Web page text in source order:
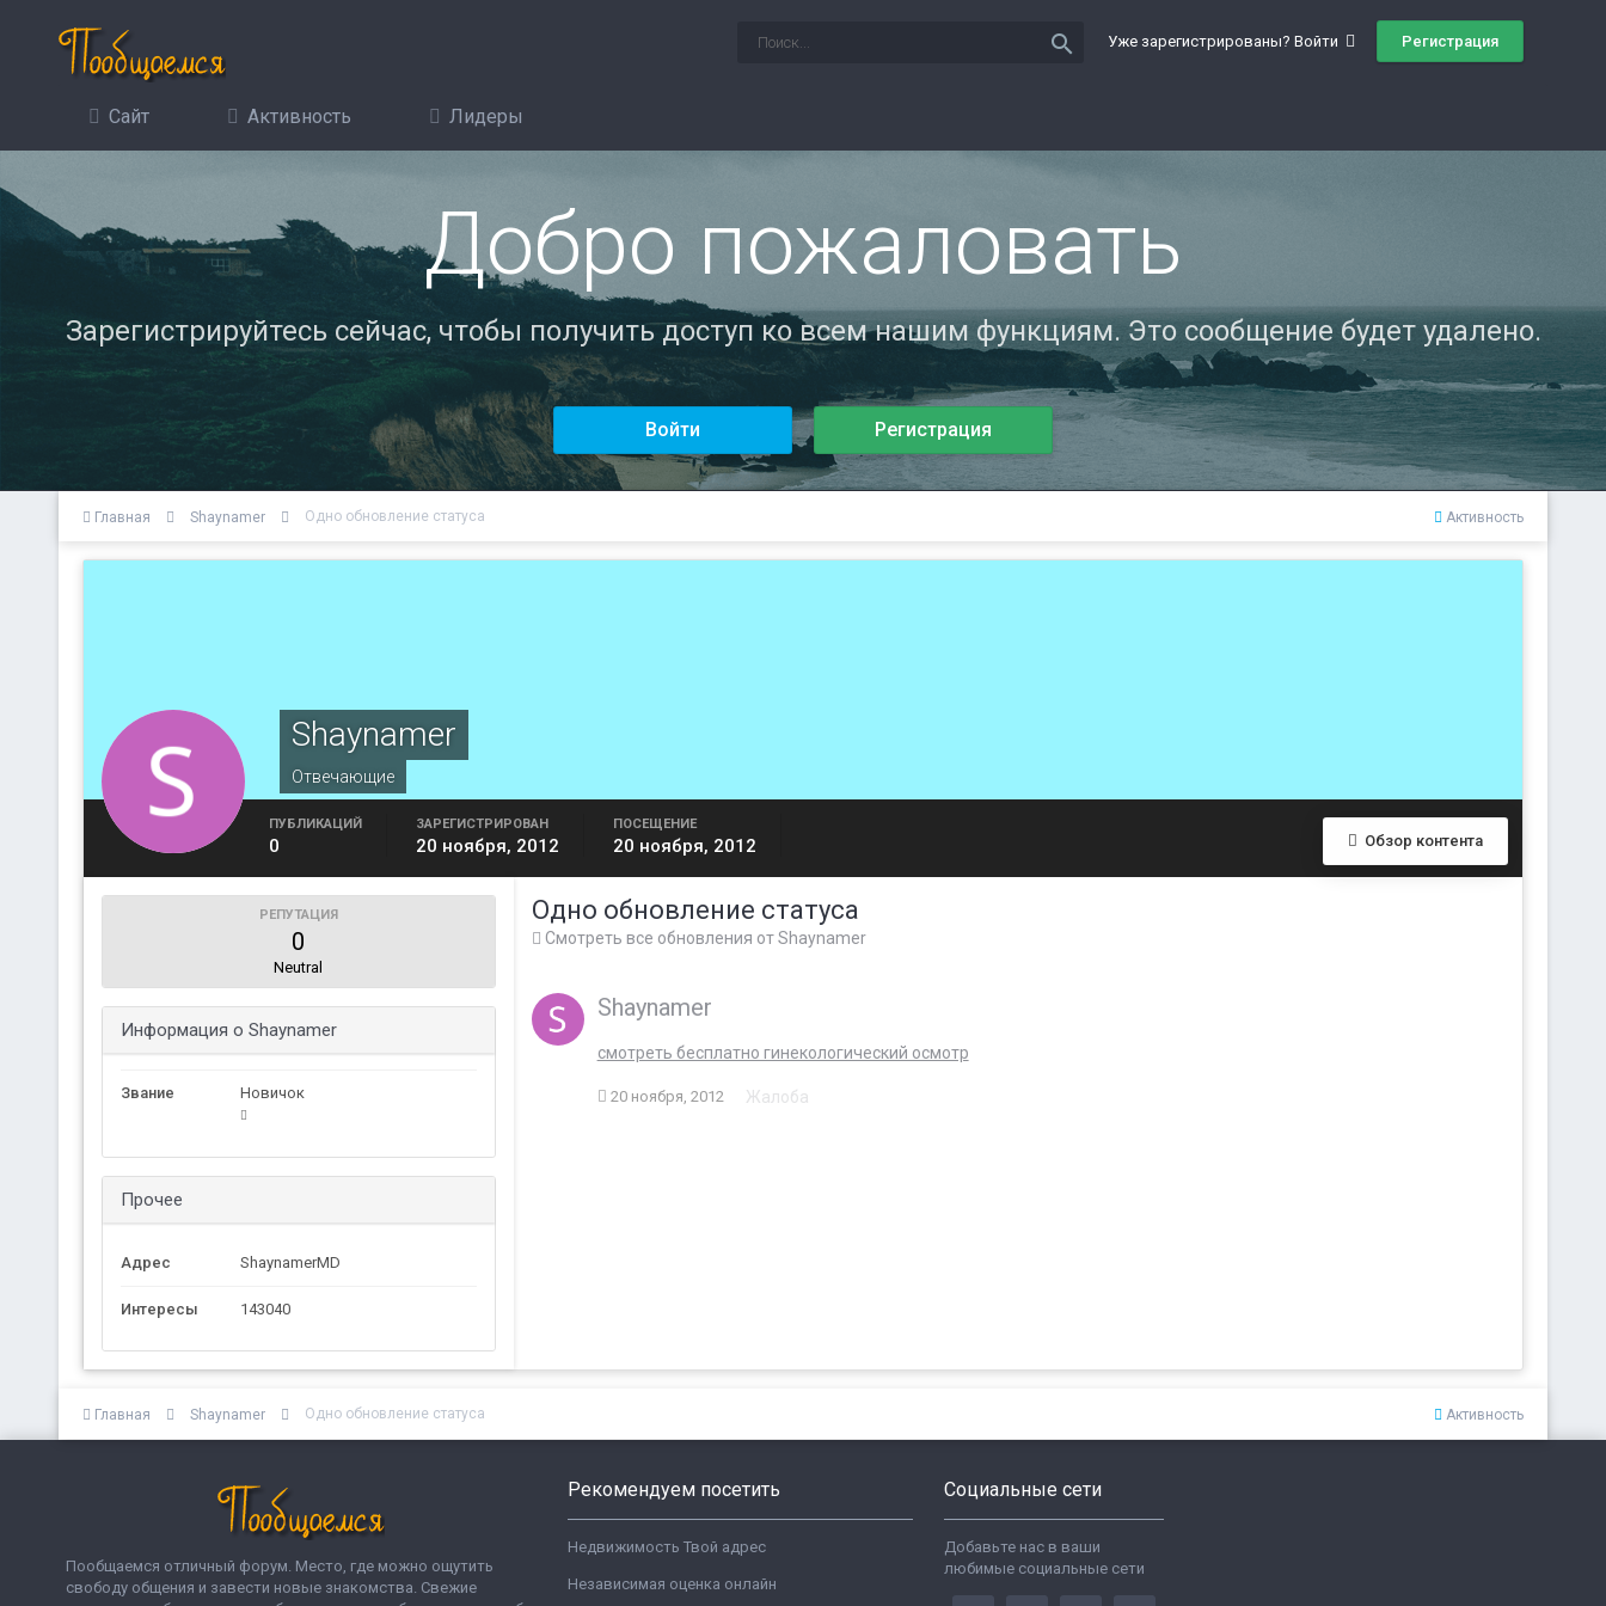
Уже зарегистрированы? Войти Регистрация
search
Сайт Активность Лидеры
Добро пожаловать
Зарегистрируйтесь сейчас, чтобы получить доступ ко всем нашим функциям. Это сообщение будет удалено.
Войти Регистрация
Активность
Главная Shaynamer Одно обновление статуса
Shaynamer
Отвечающие
Обзор контента
ПУБЛИКАЦИЙ
0
ЗАРЕГИСТРИРОВАН
20 ноября, 2012
ПОСЕЩЕНИЕ
20 ноября, 2012
РЕПУТАЦИЯ
0
Neutral
Информация о Shaynamer
Звание Новичок
Прочее
Адрес ShaynamerMD
Интересы 143040
Одно обновление статуса
Смотреть все обновления от Shaynamer
Shaynamer
смотреть бесплатно гинекологический осмотр
20 ноября, 2012 Жалоба
Активность
Главная Shaynamer Одно обновление статуса
Пообщаемся отличный форум. Место, где можно ощутить
свободу общения и завести новые знакомства. Свежие
Рекомендуем посетить
Недвижимость Твой адрес
Независимая оценка онлайн
Социальные сети
Добавьте нас в ваши
любимые социальные сети